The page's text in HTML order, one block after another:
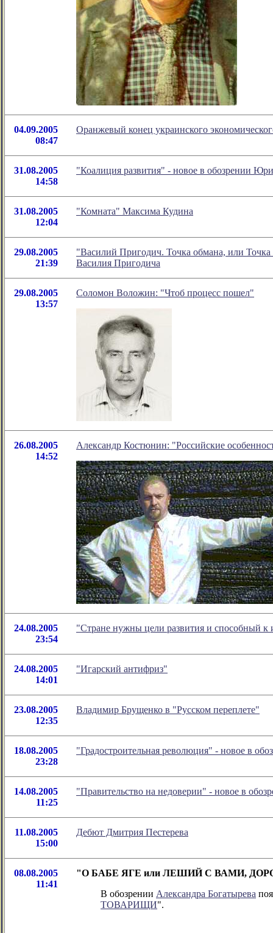
04.09.2005
08:47
Оранжевый конец украинского
31.08.2005
14:58
"Коалиция развития" - новое в обозрении
31.08.2005
12:04
"Комната" Максима Кудина
29.08.2005
21:39
"Василий Пригодич. Точка обмана, или
Василия Пригодича
29.08.2005
13:57
Соломон Воложин: "Чтоб процесс пошел"
26.08.2005
14:52
Александр Костюнин: "Российские
24.08.2005
23:54
"Cтране нужны цели развития и способный
24.08.2005
14:01
"Игарский антифриз"
23.08.2005
12:35
Владимир Брущенко в "Руcском переплете"
18.08.2005
23:28
"Градостроительная революция" - новое в
14.08.2005
11:25
"Правительство на недоверии" - новое в
11.08.2005
15:00
Дебют Дмитрия Пестерева
08.08.2005
11:41
"О БАБЕ ЯГЕ или ЛЕШИЙ С ВАМИ,
В обозрении Александра Богатырева
ТОВАРИЩИ".